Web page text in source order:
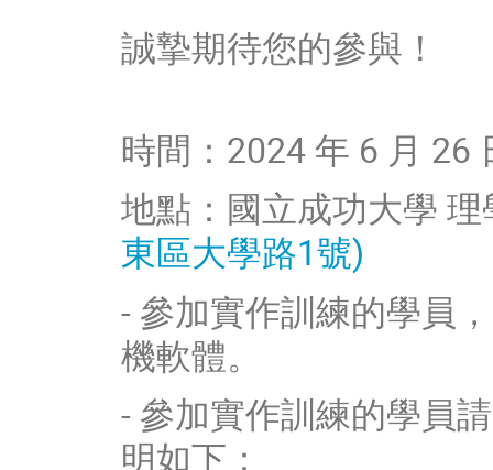
誠摯期待您的參與！
時間：2024 年 6 月
地點：國立成功大學
東區大學路1號)
- 參加實作訓練的學員
機軟體。
- 參加實作訓練的學員
明如下：